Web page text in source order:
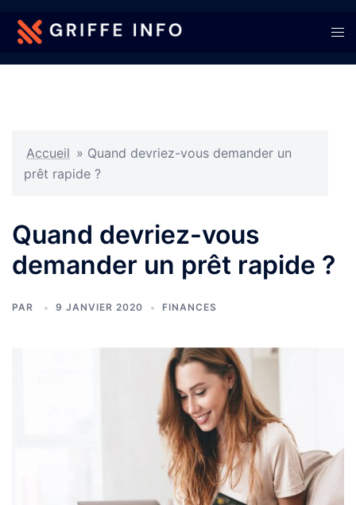
Accueil » Quand devriez-vous demander un
prêt rapide ?
Quand devriez-vous
demander un prêt rapide ?
PAR 9 JANVIER 2020 FINANCES